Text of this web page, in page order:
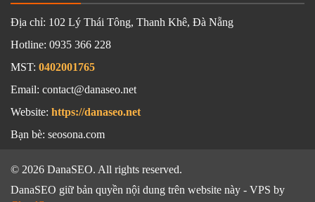
Địa chỉ: 102 Lý Thái Tông, Thanh Khê, Đà Nẵng
Hotline: 0935 366 228
MST: 0402001765
Email: contact@danaseo.net
Website: https://danaseo.net
Bạn bè: seosona.com
© 2026 DanaSEO. All rights reserved.
DanaSEO giữ bản quyền nội dung trên website này - VPS by